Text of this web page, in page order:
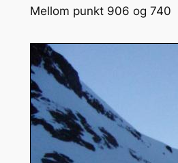
Mellom punkt 906 og 740